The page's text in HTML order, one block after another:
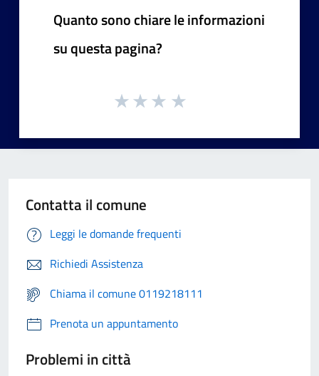
Quanto sono chiare le informazioni
su questa pagina?
Contatta il comune
Leggi le domande frequenti
Richiedi Assistenza
Chiama il comune 0119218111
Prenota un appuntamento
Problemi in città